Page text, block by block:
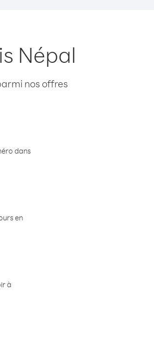
Népal
nos offres
dans
en
à